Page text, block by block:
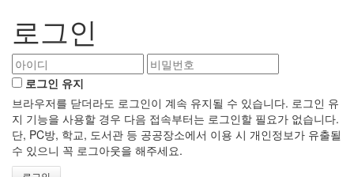
로그인
로그인 유지
브라우저를 닫더라도 로그인이 계속 유지될 수 있습니다. 로그인 유
지 기능을 사용할 경우 다음 접속부터는 로그인할 필요가 없습니다.
단, PC방, 학교, 도서관 등 공공장소에서 이용 시 개인정보가 유출될
수 있으니 꼭 로그아웃을 해주세요.